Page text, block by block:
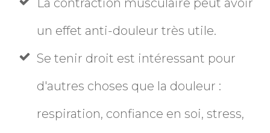
La contraction musculaire peut avoir
un effet anti-douleur très utile.
Se tenir droit est intéressant pour
d'autres choses que la douleur :
respiration, confiance en soi, stress,